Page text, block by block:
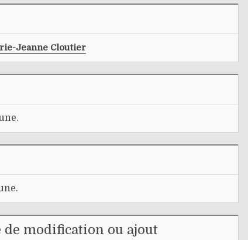
Jeanne Cloutier
de modification ou ajout